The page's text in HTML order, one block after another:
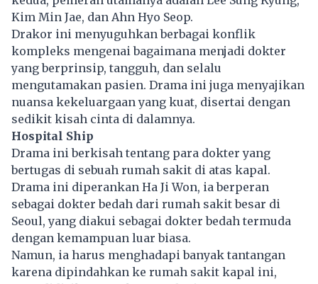
Kim Min Jae, dan Ahn Hyo Seop.
Drakor ini menyuguhkan berbagai konflik
kompleks mengenai bagaimana menjadi dokter
yang berprinsip, tangguh, dan selalu
mengutamakan pasien. Drama ini juga menyajikan
nuansa kekeluargaan yang kuat, disertai dengan
sedikit kisah cinta di dalamnya.
Hospital Ship
Drama ini berkisah tentang para dokter yang
bertugas di sebuah rumah sakit di atas kapal.
Drama ini diperankan Ha Ji Won, ia berperan
sebagai dokter bedah dari rumah sakit besar di
Seoul, yang diakui sebagai dokter bedah termuda
dengan kemampuan luar biasa.
Namun, ia harus menghadapi banyak tantangan
karena dipindahkan ke rumah sakit kapal ini,